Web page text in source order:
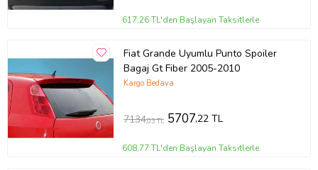
617,26 TL'den Başlayan Taksitlerle
Fiat Grande Uyumlu Punto Spoiler
Bagaj Gt Fiber 2005-2010
Kargo Bedava
7134,03 TL 5707,22 TL
608,77 TL'den Başlayan Taksitlerle